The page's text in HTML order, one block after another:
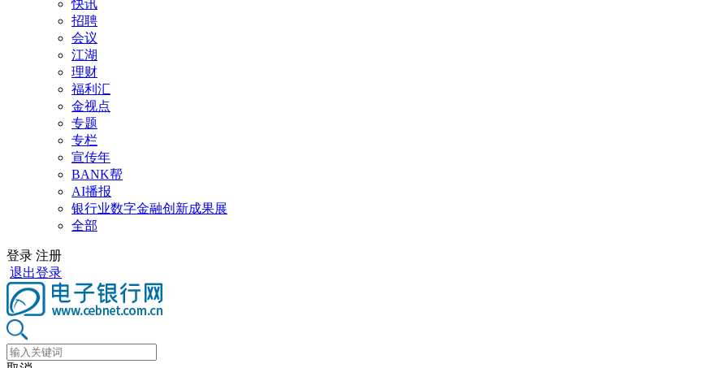
快讯
招聘
会议
江湖
理财
福利汇
金视点
专题
专栏
宣传年
BANK帮
AI播报
银行业数字金融创新成果展
全部
登录 注册
退出登录